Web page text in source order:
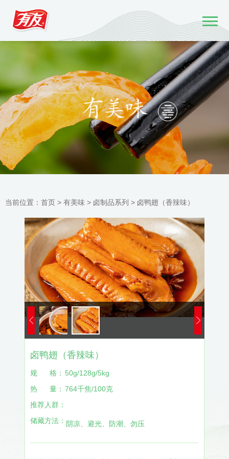
当前位置： 首页 > 有美味 > 卤制品系列 > 卤鸭翅（香辣味）
卤鸭翅（香辣味）
规 格： 50g/128g/5kg
热
量： 764千焦/100克
推荐人群：
储藏方法： 阴凉、避光、防潮、勿压